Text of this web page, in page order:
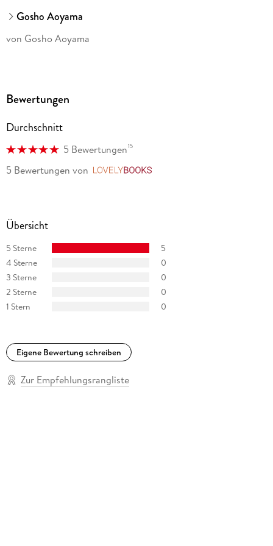
Gosho Aoyama
von Gosho Aoyama
Bewertungen
Durchschnitt
5 Bewertungen15
5 Bewertungen von
Übersicht
5 Sterne
5
4 Sterne
0
3 Sterne
0
2 Sterne
0
1 Stern
0
Eigene Bewertung schreiben
Zur Empfehlungsrangliste